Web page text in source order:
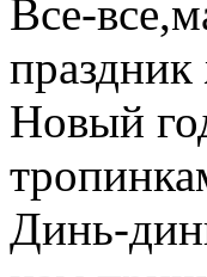
Все-
Новый
Динь-